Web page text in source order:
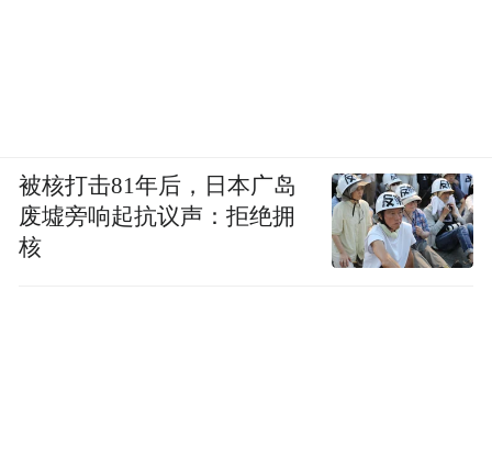
被核打击81年后，日本广岛
废墟旁响起抗议声：拒绝拥
核